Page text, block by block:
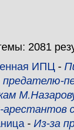
2081
ИПЦ -
предателю-
арестантов
- Из-за